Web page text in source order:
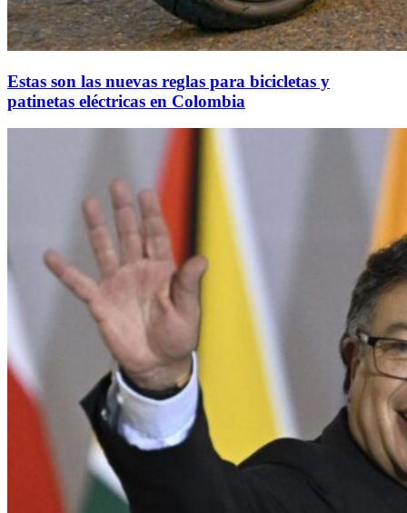
Estas son las nuevas reglas para bicicletas y
patinetas eléctricas en Colombia